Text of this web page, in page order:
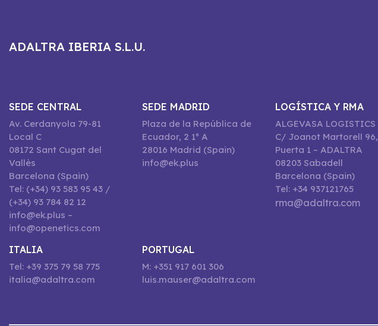
ADALTRA IBERIA S.L.U.
SEDE CENTRAL
Av. Cerdanyola 79-81
Local C
08172 Sant Cugat del
Vallès
Barcelona (Spain)
Tel: (+34) 93 583 95 43 /
(+34) 93 784 82 12
info@ek.plus –
info@openetics.com
SEDE MADRID
Plaza de la República de
Ecuador, 2 1º A
28016 Madrid (Spain)
info@ek.plus
LOGÍSTICA Y RMA
ALGEVASA LOGISTICS
C/ Joanot Martorell 96,
Puerta 1 – ADALTRA
08203 Sabadell
Barcelona (Spain)
Tel: +34 937121765
rma@adaltra.com
ITALIA
Tel: +39 375 79 58 775
italia@adaltra.com
PORTUGAL
M: +351 917 601 306
luis.mauser@adaltra.com